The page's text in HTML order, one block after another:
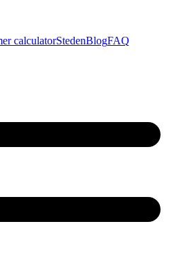
calculatorStedenBlogFAQ